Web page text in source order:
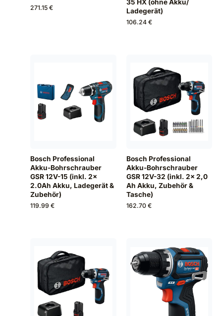
271.15 €
35 HX (ohne Akku/
Ladegerät)
106.24 €
Bosch Professional
Akku-Bohrschrauber
GSR 12V-15 (inkl. 2x
2.0Ah Akku, Ladegerät &
Zubehör)
119.99 €
Bosch Professional
Akku-Bohrschrauber
GSR 12V-32 (inkl. 2x 2,0
Ah Akku, Zubehör &
Tasche)
162.70 €